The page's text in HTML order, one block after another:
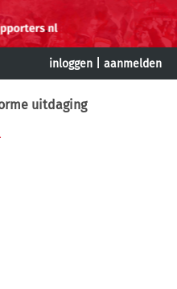
inloggen aanmelden
uitdaging